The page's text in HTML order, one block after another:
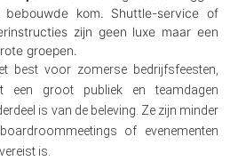
kom. Shuttle-service of
zijn geen luxe maar een
groepen.
best voor zomerse bedrijfsfeesten,
een groot publiek en teamdagen
is van de beleving. Ze zijn minder
of evenementen
is.